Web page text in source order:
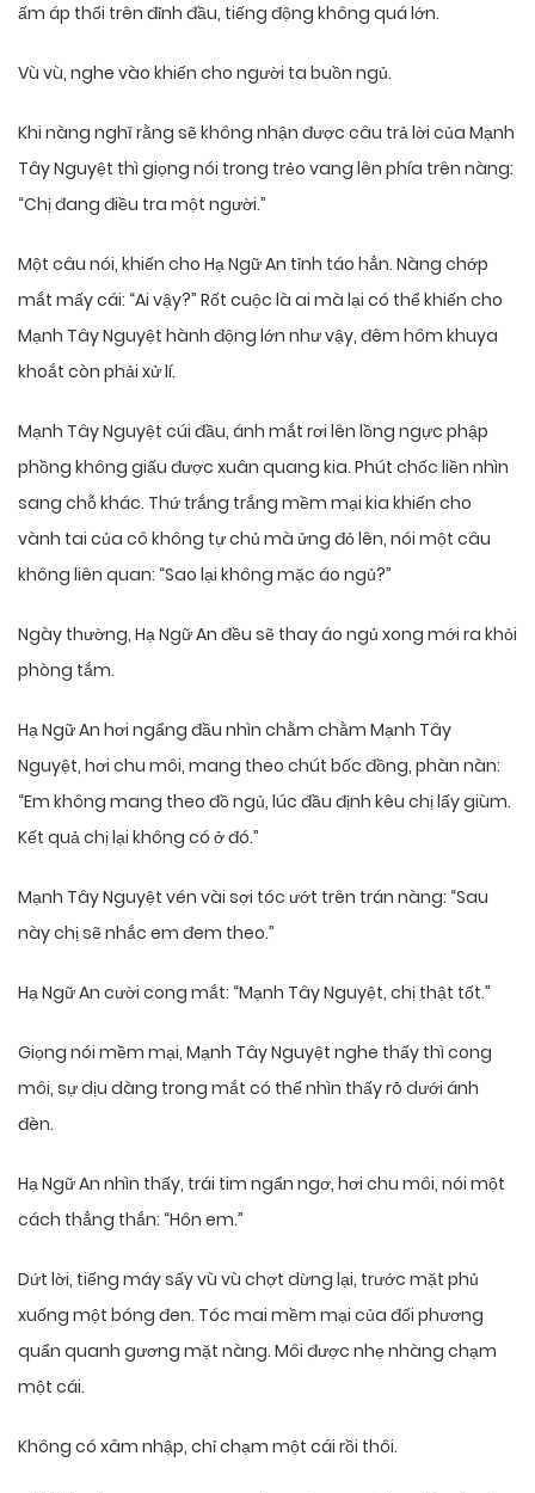
ấm áp thổi trên đỉnh đầu, tiếng động không quá lớn.
Vù vù, nghe vào khiến cho người ta buồn ngủ.
Khi nàng nghĩ rằng sẽ không nhận được câu trả lời của Mạnh
Tây Nguyệt thì giọng nói trong trẻo vang lên phía trên nàng:
“Chị đang điều tra một người.”
Một câu nói, khiến cho Hạ Ngữ An tỉnh táo hẳn. Nàng chớp
mắt mấy cái: “Ai vậy?” Rốt cuộc là ai mà lại có thể khiến cho
Mạnh Tây Nguyệt hành động lớn như vậy, đêm hôm khuya
khoắt còn phải xử lí.
Mạnh Tây Nguyệt cúi đầu, ánh mắt rơi lên lồng ngực phập
phồng không giấu được xuân quang kia. Phút chốc liền nhìn
sang chỗ khác. Thứ trắng trắng mềm mại kia khiến cho
vành tai của cô không tự chủ mà ửng đỏ lên, nói một câu
không liên quan: “Sao lại không mặc áo ngủ?”
Ngày thường, Hạ Ngữ An đều sẽ thay áo ngủ xong mới ra khỏi
phòng tắm.
Hạ Ngữ An hơi ngẩng đầu nhìn chằm chằm Mạnh Tây
Nguyệt, hơi chu môi, mang theo chút bốc đồng, phàn nàn:
“Em không mang theo đồ ngủ, lúc đầu định kêu chị lấy giùm.
Kết quả chị lại không có ở đó.”
Mạnh Tây Nguyệt vén vài sợi tóc ướt trên trán nàng: “Sau
này chị sẽ nhắc em đem theo.”
Hạ Ngữ An cười cong mắt: “Mạnh Tây Nguyệt, chị thật tốt.”
Giọng nói mềm mại, Mạnh Tây Nguyệt nghe thấy thì cong
môi, sự dịu dàng trong mắt có thể nhìn thấy rõ dưới ánh
đèn.
Hạ Ngữ An nhìn thấy, trái tim ngẩn ngơ, hơi chu môi, nói một
cách thẳng thắn: “Hôn em.”
Dứt lời, tiếng máy sấy vù vù chợt dừng lại, trước mặt phủ
xuống một bóng đen. Tóc mai mềm mại của đối phương
quẩn quanh gương mặt nàng. Môi được nhẹ nhàng chạm
một cái.
Không có xâm nhập, chỉ chạm một cái rồi thôi.